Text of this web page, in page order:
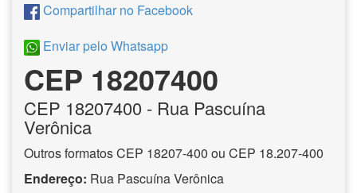
Compartilhar no Facebook
Enviar pelo Whatsapp
CEP 18207400
CEP 18207400 - Rua Pascuína
Verônica
Outros formatos CEP 18207-400 ou CEP 18.207-400
Endereço: Rua Pascuína Verônica